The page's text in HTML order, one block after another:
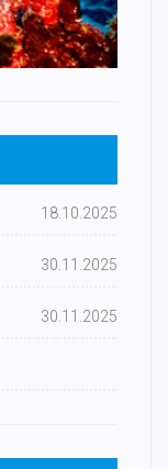
18.10.2025
30.11.2025
30.11.2025